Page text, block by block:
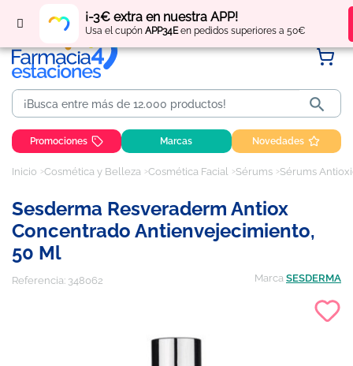
¡-3€ extra en nuestra APP!
Usa el cupón APP34Een pedidos superiores a 50€
Regístratey obtén puntos por tus compras

Promociones Marcas Novedades
Inicio Cosmética y Belleza Cosmética Facial Sérums Sérums
Sesderma Resveraderm Antiox
Concentrado Antienvejecimiento,
50 Ml
Referencia: 348062 Marca SESDERMA